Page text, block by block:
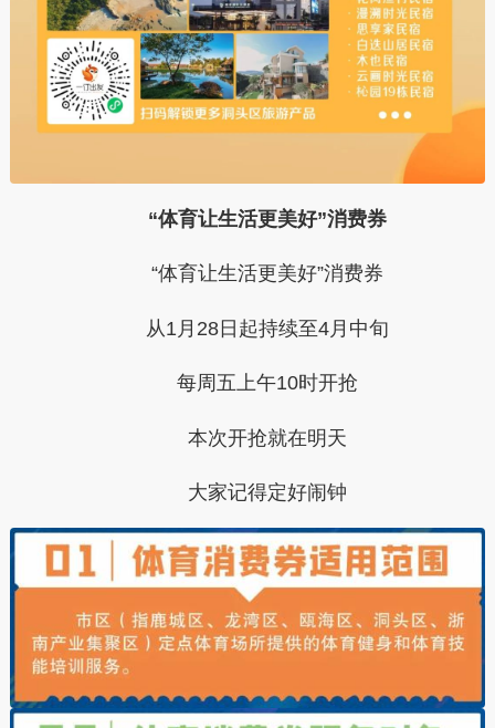
“体育让生活更美好”消费券
“体育让生活更美好”消费券
从1月28日起持续至4月中旬
每周五上午10时开抢
本次开抢就在明天
大家记得定好闹钟